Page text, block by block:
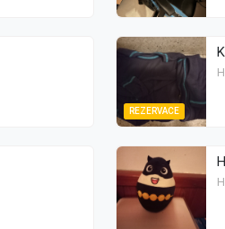
REZERVACE